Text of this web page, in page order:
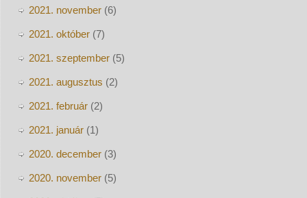
2021. november(6)
2021. október(7)
2021. szeptember(5)
2021. augusztus (2)
2021. február(2)
2021. január(1)
2020. december(3)
2020. november(5)